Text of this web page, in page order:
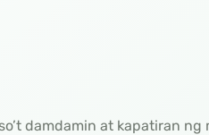
damdamin at kapatiran ng